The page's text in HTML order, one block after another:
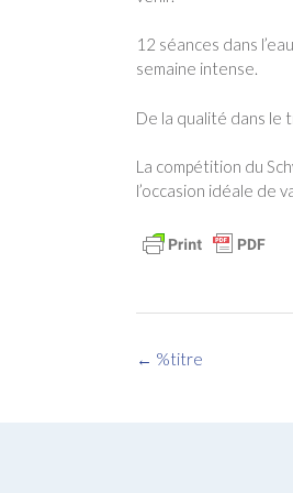
12 séances dans
semaine intense.
De la qualité dans le
La compétition du
l’occasion idéale de
Navigation
← %titre